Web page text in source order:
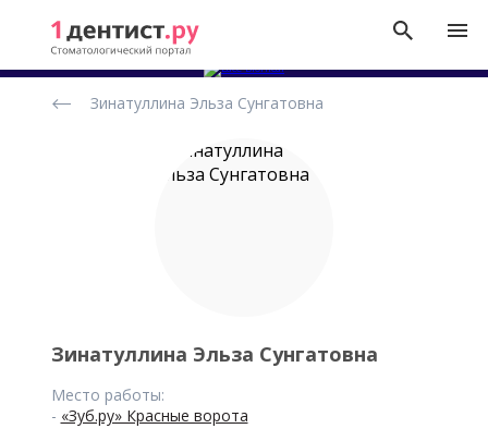
стоматологов
Зинатуллина Эльза Сунгатовна
Зинатуллина Эльза Сунгатовна
Место работы:
- «Зуб.ру» Красные ворота